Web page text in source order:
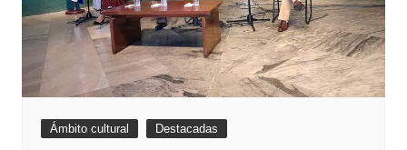
Ámbito cultural Destacadas